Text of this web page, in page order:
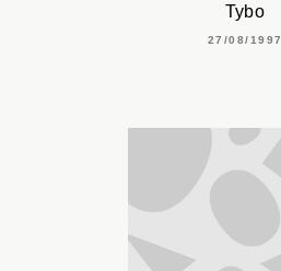
Tybo
27/08/1997